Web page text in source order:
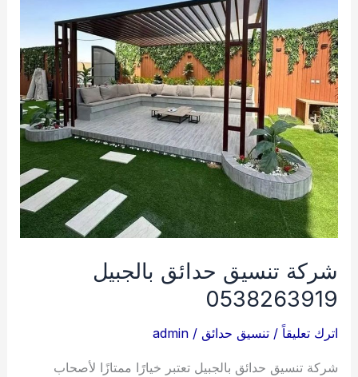
شركة تنسيق حدائق بالجبيل
0538263919
اترك تعليقاً /تنسيق حدائق /
admin
شركة تنسيق حدائق بالجبيل تعتبر خيارًا ممتازًا لأصحاب